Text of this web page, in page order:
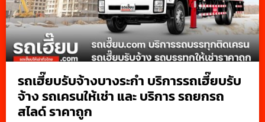
รถเฮี๊ยบรับจ้างบางระกำ บริการรถเฮี๊ยบรับ
จ้าง รถเครนให้เช่า และ บริการ รถยกรถ
สไลด์ ราคาถูก